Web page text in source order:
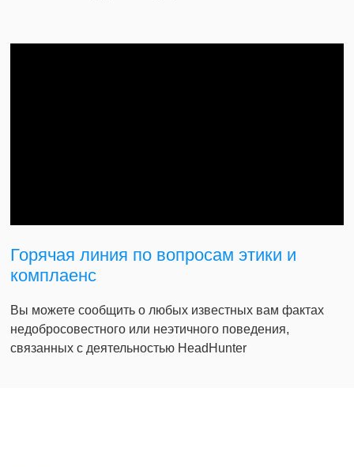
Горячая линия по вопросам этики и
комплаенс
Вы можете сообщить о любых известных вам фактах
недобросовестного или неэтичного поведения,
связанных с деятельностью HeadHunter